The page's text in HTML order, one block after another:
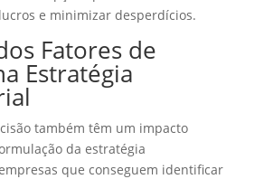
e minimizar desperdícios.
Fatores de
Estratégia
também têm um impacto
da estratégia
que conseguem identificar